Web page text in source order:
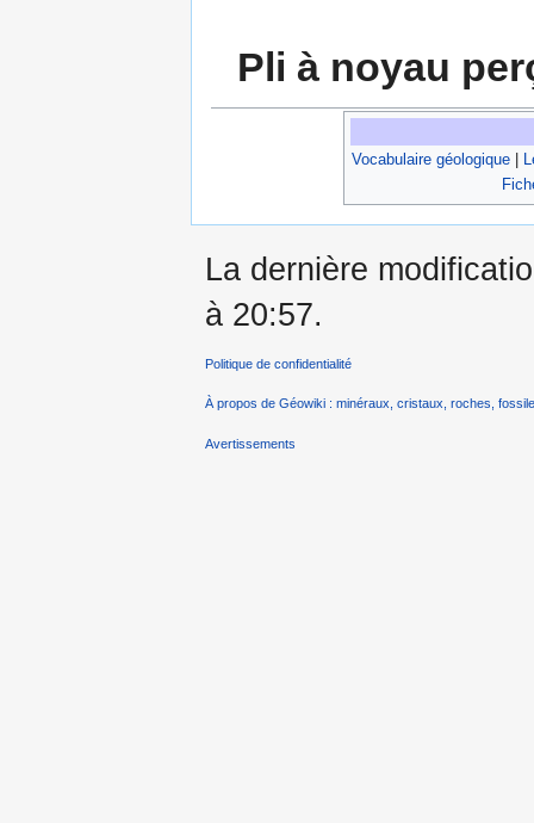
Pli à noyau
Vocabulaire géologique|
La dernière
à 20:57.
Politique de confidentialité
À propos de Géowiki : minéraux, cristaux, roches,
Avertissements